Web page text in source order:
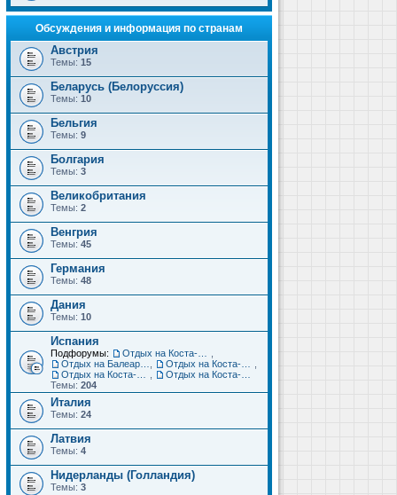
Обсуждения и информация по странам
Австрия
Темы: 15
Беларусь (Белоруссия)
Темы: 10
Бельгия
Темы: 9
Болгария
Темы: 3
Великобритания
Темы: 2
Венгрия
Темы: 45
Германия
Темы: 48
Дания
Темы: 10
Испания
Подфорумы:
Темы: 204
Италия
Темы: 24
Латвия
Темы: 4
Нидерланды (Голландия)
Темы: 3